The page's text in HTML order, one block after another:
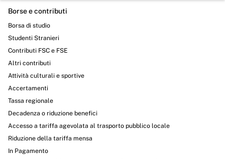
Opere pubbliche
Pianificazione e governo del territorio
Interventi straordinari e di emergenza
Altri contenuti
Attuazione misure PNRR
Borse e contributi
Borsa di studio
Studenti Stranieri
Contributi FSC e FSE
Altri contributi
Attività culturali e sportive
Accertamenti
Tassa regionale
Decadenza o riduzione benefici
Accesso a tariffa agevolata al trasporto pubblico locale
Riduzione della tariffa mensa
In Pagamento